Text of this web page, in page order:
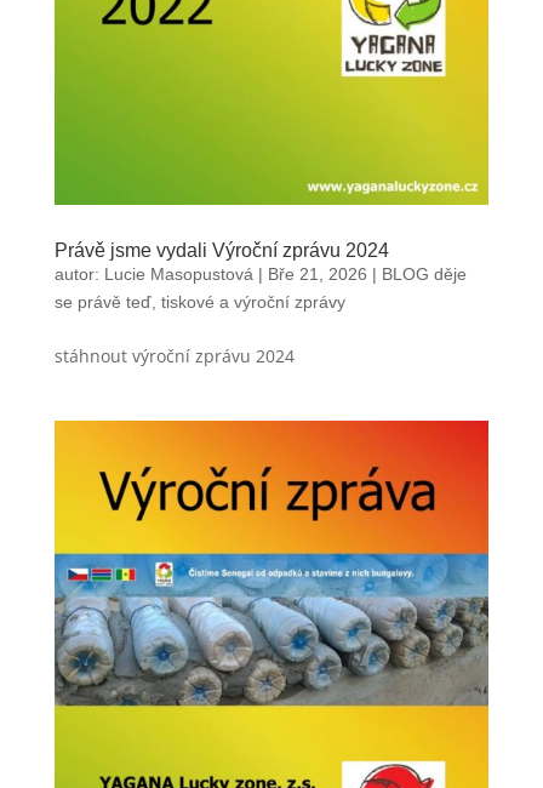
Právě jsme vydali Výroční zprávu 2024
autor: Lucie Masopustová | Bře 21, 2026 | BLOG děje
se právě teď, tiskové a výroční zprávy
stáhnout výroční zprávu 2024